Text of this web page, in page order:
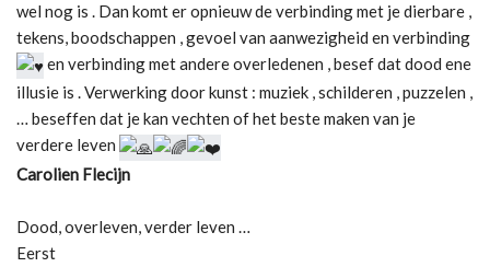
wel nog is . Dan komt er opnieuw de verbinding met je dierbare ,
tekens, boodschappen , gevoel van aanwezigheid en verbinding
en verbinding met andere overledenen , besef dat dood ene
illusie is . Verwerking door kunst : muziek , schilderen , puzzelen ,
… beseffen dat je kan vechten of het beste maken van je
verdere leven
Carolien Flecijn
Dood, overleven, verder leven …
Eerst